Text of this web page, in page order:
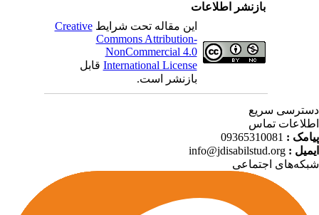
بازنشر اطلاعات
این مقاله تحت شرایطCreative
Commons Attribution-
NonCommercial 4.0
International Licenseقابل
بازنشر است.
سریع
تماس
:
09365310081
:
info@jdisabilstud.org
اجتماعی